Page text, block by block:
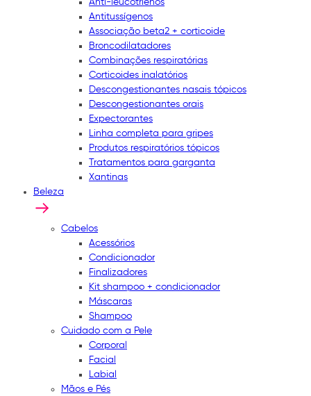
Anti-leucotrienos
Antitussígenos
Associação beta2 + corticoide
Broncodilatadores
Combinações respiratórias
Corticoides inalatórios
Descongestionantes nasais tópicos
Descongestionantes orais
Expectorantes
Linha completa para gripes
Produtos respiratórios tópicos
Tratamentos para garganta
Xantinas
Beleza
Cabelos
Acessórios
Condicionador
Finalizadores
Kit shampoo + condicionador
Máscaras
Shampoo
Cuidado com a Pele
Corporal
Facial
Labial
Mãos e Pés